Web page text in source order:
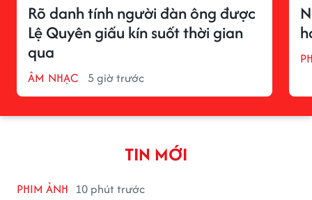
Rõ danh tính người đàn ông được
Lệ Quyên giấu kín suốt thời gian
qua
ÂM NHẠC 5 giờ trước
TIN MỚI
PHIM ẢNH 10 phút trước